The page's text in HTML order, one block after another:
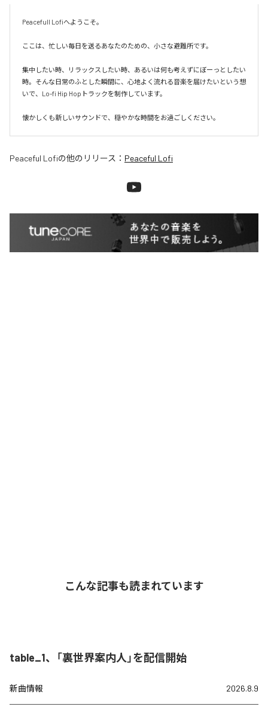
Peacefull Lofiへようこそ。
ここは、忙しい毎日を送るあなたのための、小さな避難所です。
集中したい時、リラックスしたい時、あるいは何も考えずにぼーっとしたい
時。そんな日常のふとした瞬間に、心地よく流れる音楽を届けたいという想
いで、Lo-fi Hip Hopトラックを制作しています。
懐かしくも新しいサウンドで、穏やかな時間をお過ごしください。
Peaceful Lofiの他のリリース： Peaceful Lofi
こんな記事も読まれています
table_1、「裏世界案内人」を配信開始
新曲情報 2026.8.9